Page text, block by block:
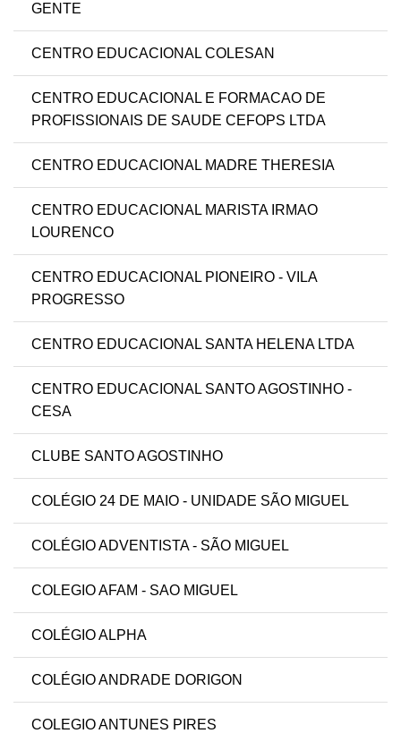
GENTE
CENTRO EDUCACIONAL COLESAN
CENTRO EDUCACIONAL E FORMACAO DE
PROFISSIONAIS DE SAUDE CEFOPS LTDA
CENTRO EDUCACIONAL MADRE THERESIA
CENTRO EDUCACIONAL MARISTA IRMAO
LOURENCO
CENTRO EDUCACIONAL PIONEIRO - VILA
PROGRESSO
CENTRO EDUCACIONAL SANTA HELENA LTDA
CENTRO EDUCACIONAL SANTO AGOSTINHO -
CESA
CLUBE SANTO AGOSTINHO
COLÉGIO 24 DE MAIO - UNIDADE SÃO MIGUEL
COLÉGIO ADVENTISTA - SÃO MIGUEL
COLEGIO AFAM - SAO MIGUEL
COLÉGIO ALPHA
COLÉGIO ANDRADE DORIGON
COLEGIO ANTUNES PIRES